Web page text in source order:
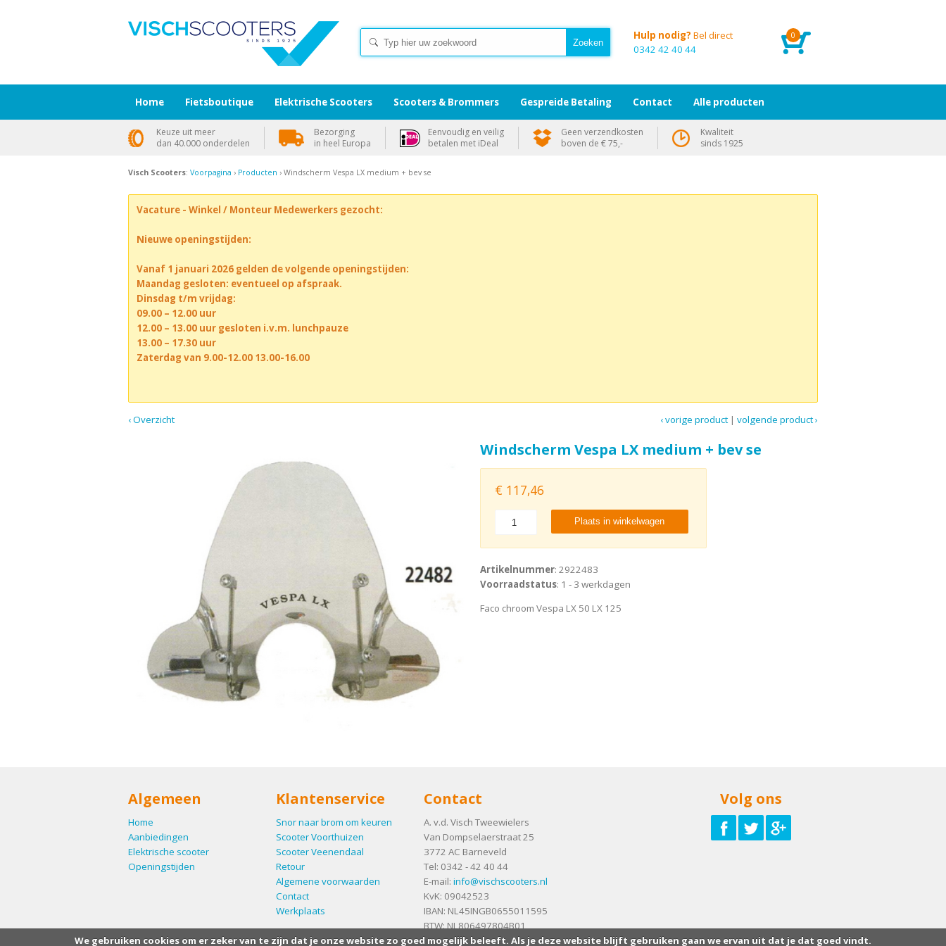
0
Hulp nodig? Bel direct
0342 42 40 44
Visch Scooters: Voorpagina › Producten › Windscherm Vespa LX medium + bev se
Vacature - Winkel / Monteur Medewerkers gezocht:
Nieuwe openingstijden:
Vanaf 1 januari 2026 gelden de volgende openingstijden:
Maandag gesloten: eventueel op afspraak.
Dinsdag t/m vrijdag:
09.00 – 12.00 uur
12.00 – 13.00 uur gesloten i.v.m. lunchpauze
13.00 – 17.30 uur
Zaterdag van 9.00-12.00 13.00-16.00
‹ Overzicht volgende product ›
|
‹ vorige product
Windscherm Vespa LX medium + bev se
€ 117,46
Plaats in winkelwagen
Artikelnummer: 2922483
Voorraadstatus: 1 - 3 werkdagen
Faco chroom Vespa LX 50 LX 125
Algemeen
Home
Aanbiedingen
Elektrische scooter
Openingstijden
Klantenservice
Snor naar brom om keuren
Scooter Voorthuizen
Scooter Veenendaal
Retour
Algemene voorwaarden
Contact
Werkplaats
Contact
A. v.d. Visch Tweewielers
Van Dompselaerstraat 25
3772 AC Barneveld
Tel: 0342 - 42 40 44
E-mail: info@vischscooters.nl
KvK: 09042523
IBAN: NL45INGB0655011595
BTW: NL806497804B01
Volg ons
Home Fietsboutique Elektrische Scooters Scooters & Brommers Gespreide Betaling Contact Alle producten
Keuze uit meer
dan 40.000 onderdelen
Bezorging
in heel Europa
Eenvoudig en veilig
betalen met iDeal
Geen verzendkosten
boven de € 75,-
Kwaliteit
sinds 1925
We gebruiken cookies om er zeker van te zijn dat je onze website zo goed mogelijk beleeft. Als je deze website blijft gebruiken gaan we ervan uit dat je dat goed vindt.